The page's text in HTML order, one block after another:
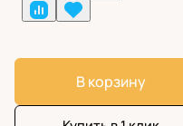
В корзину